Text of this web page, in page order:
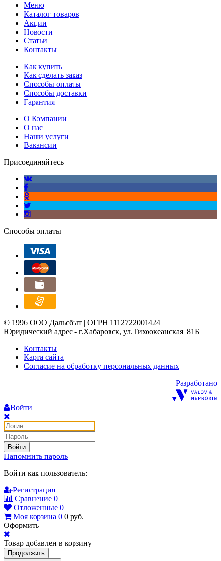
Меню
Каталог товаров
Акции
Новости
Статьи
Контакты
Как купить
Как сделать заказ
Способы оплаты
Способы доставки
Гарантия
О Компании
О нас
Наши услуги
Вакансии
Присоединяйтесь
Способы оплаты
© 1996 ООО Дальсбыт | ОГРН 1112722001424
Юридический адрес - г.Хабаровск, ул.Тихоокеанская, 81Б
Контакты
Карта сайта
Согласие на обработку персональных данных
Разработано
Войти
Войти
Напомнить пароль
Войти как пользователь:
Регистрация
Сравнение 0
Отложенные 0
Моя корзина 0 0 руб.
Оформить
Товар добавлен в корзину
Продолжить